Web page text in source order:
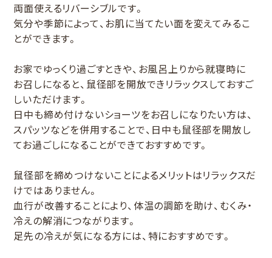
両面使えるリバーシブルです。
気分や季節によって、お肌に当てたい面を変えてみるこ
とができます。
お家でゆっくり過ごすときや、お風呂上りから就寝時に
お召しになると、鼠径部を開放できリラックスしておすご
しいただけます。
日中も締め付けないショーツをお召しになりたい方は、
スパッツなどを併用することで、日中も鼠径部を開放し
てお過ごしになることができておすすめです。
鼠径部を締めつけないことによるメリットはリラックスだ
けではありません。
血行が改善することにより、体温の調節を助け、むくみ・
冷えの解消につながります。
足先の冷えが気になる方には、特におすすめです。